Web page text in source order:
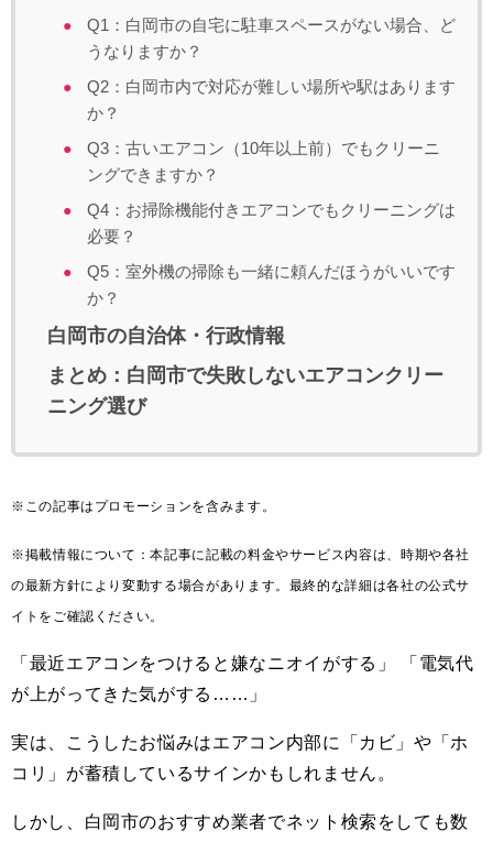
Q1：白岡市の自宅に駐車スペースがない場合、ど
うなりますか？
Q2：白岡市内で対応が難しい場所や駅はあります
か？
Q3：古いエアコン（10年以上前）でもクリーニ
ングできますか？
Q4：お掃除機能付きエアコンでもクリーニングは
必要？
Q5：室外機の掃除も一緒に頼んだほうがいいです
か？
白岡市の自治体・行政情報
まとめ：白岡市で失敗しないエアコンクリー
ニング選び
※この記事はプロモーションを含みます。
※掲載情報について：本記事に記載の料金やサービス内容は、時期や各社
の最新方針により変動する場合があります。最終的な詳細は各社の公式サ
イトをご確認ください。
「最近エアコンをつけると嫌なニオイがする」 「電気代
が上がってきた気がする……」
実は、こうしたお悩みはエアコン内部に「カビ」や「ホ
コリ」が蓄積しているサインかもしれません。
しかし、白岡市のおすすめ業者でネット検索をしても数